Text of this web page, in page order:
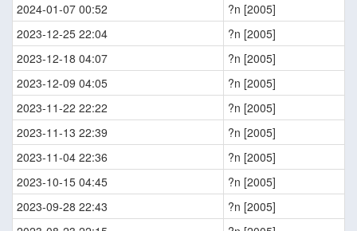
2024-01-07 00:52
?n [2005]
2023-12-25 22:04
?n [2005]
2023-12-18 04:07
?n [2005]
2023-12-09 04:05
?n [2005]
2023-11-22 22:22
?n [2005]
2023-11-13 22:39
?n [2005]
2023-11-04 22:36
?n [2005]
2023-10-15 04:45
?n [2005]
2023-09-28 22:43
?n [2005]